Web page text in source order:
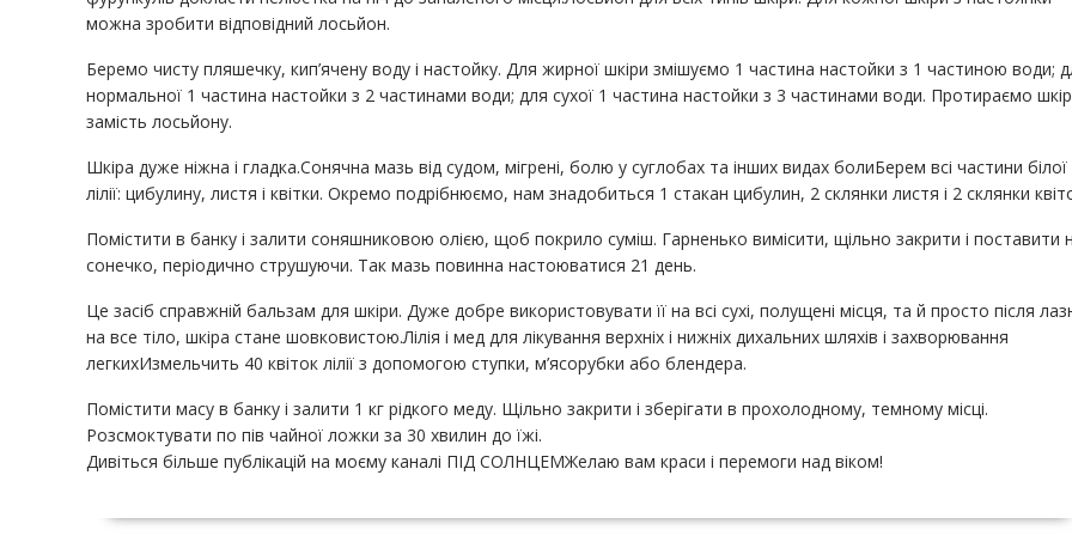
можна зробити відповідний лосьйон.
Беремо чисту пляшечку, кип’ячену воду і настойку. Для жирної шкіри змішуємо 1 частина настойки з 1 частиною води;
нормальної 1 частина настойки з 2 частинами води; для сухої 1 частина настойки з 3 частинами води. Протираємо
замість лосьйону.
Шкіра дуже ніжна і гладка.Сонячна мазь від судом, мігрені, болю у суглобах та інших видах болиБерем всі частини білої
лілії: цибулину, листя і квітки. Окремо подрібнюємо, нам знадобиться 1 стакан цибулин, 2 склянки листя і 2 склянки
Помістити в банку і залити соняшниковою олією, щоб покрило суміш. Гарненько вимісити, щільно закрити і поставити
сонечко, періодично струшуючи. Так мазь повинна настоюватися 21 день.
Це засіб справжній бальзам для шкіри. Дуже добре використовувати її на всі сухі, полущені місця, та й просто після
на все тіло, шкіра стане шовковистою.Лілія і мед для лікування верхніх і нижніх дихальних шляхів і захворювання
легкихИзмельчить 40 квіток лілії з допомогою ступки, м’ясорубки або блендера.
Помістити масу в банку і залити 1 кг рідкого меду. Щільно закрити і зберігати в прохолодному, темному місці.
Розсмоктувати по пів чайної ложки за 30 хвилин до їжі.
Дивіться більше публікацій на моєму каналі ПІД СОЛНЦЕМЖелаю вам краси і перемоги над віком!